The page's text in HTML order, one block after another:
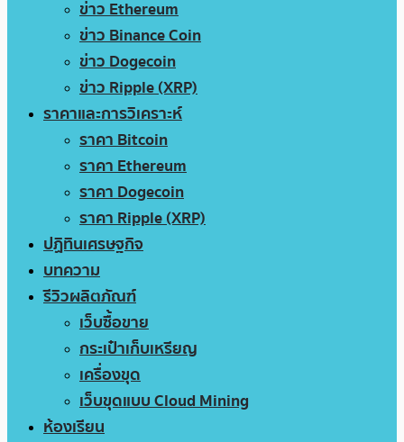
ข่าว Ethereum
ข่าว Binance Coin
ข่าว Dogecoin
ข่าว Ripple (XRP)
ราคาและการวิเคราะห์
ราคา Bitcoin
ราคา Ethereum
ราคา Dogecoin
ราคา Ripple (XRP)
ปฏิทินเศรษฐกิจ
บทความ
รีวิวผลิตภัณฑ์
เว็บซื้อขาย
กระเป๋าเก็บเหรียญ
เครื่องขุด
เว็บขุดแบบ Cloud Mining
ห้องเรียน